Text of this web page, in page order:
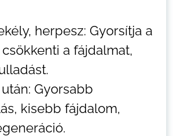
herpesz: Gyorsítja a
a fájdalmat,
Gyorsabb
kisebb fájdalom,